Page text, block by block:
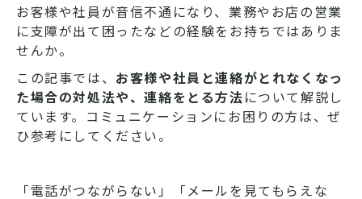
お客様や社員が音信不通になり、業務やお店の営業
に支障が出て困ったなどの経験をお持ちではありま
せんか。
この記事では、 お客様や社員と連絡がとれなくなっ
た場合の対処法や、連絡をとる方法について解説し
ています。コミュニケーションにお困りの方は、ぜ
ひ参考にしてください。
「電話がつながらない」「メールを見てもらえな